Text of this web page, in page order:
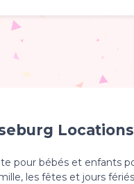
pour bébés et enfants
les fêtes et jours